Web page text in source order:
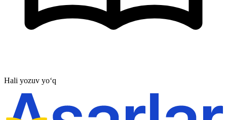
Hali yozuv yo‘q